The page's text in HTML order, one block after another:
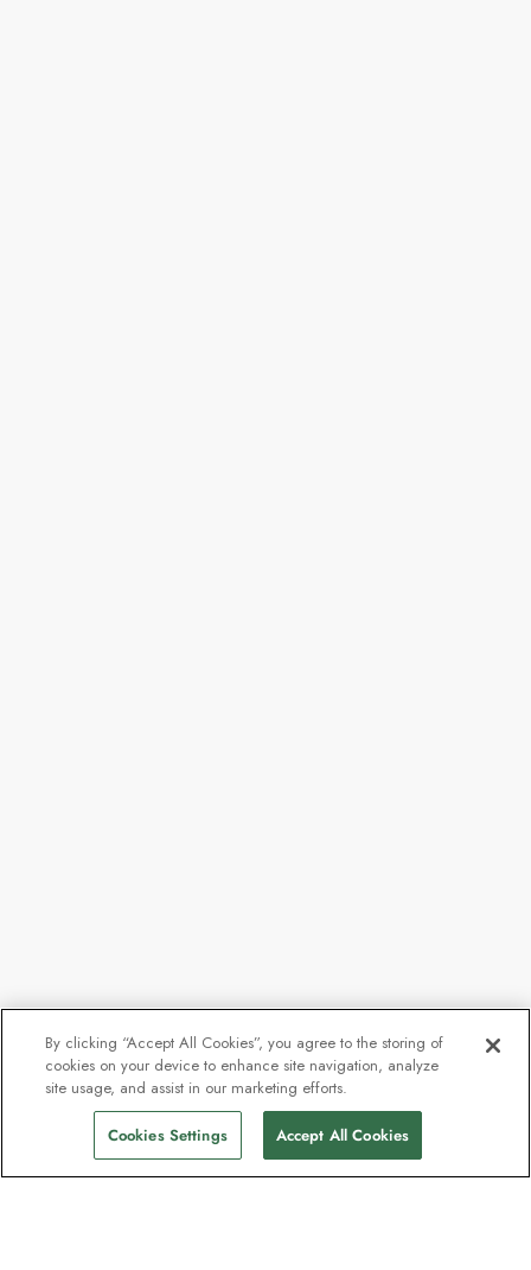
By clicking “Accept All Cookies”, you agree to the storing of
cookies on your device to enhance site navigation, analyze
site usage, and assist in our marketing efforts.
Cookies Settings Accept All Cookies